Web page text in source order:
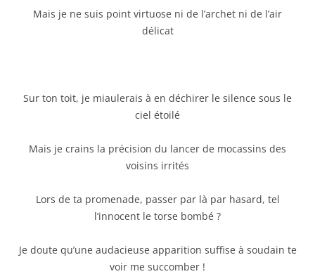
Mais je ne suis point virtuose ni de l’archet ni de l’air
délicat
Sur ton toit, je miaulerais à en déchirer le silence sous le
ciel étoilé
Mais je crains la précision du lancer de mocassins des
voisins irrités
Lors de ta promenade, passer par là par hasard, tel
l’innocent le torse bombé ?
Je doute qu’une audacieuse apparition suffise à soudain te
voir me succomber !